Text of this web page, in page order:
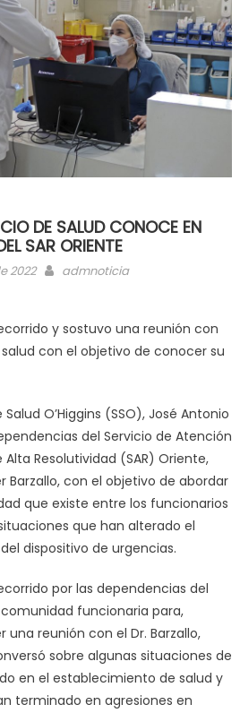
DE SALUD CONOCE EN
SAR ORIENTE
2022 Author
admnoticia
y sostuvo una reunión con
con el objetivo de conocer su
O’Higgins (SSO), José Antonio
del Servicio de Atención
Resolutividad (SAR) Oriente,
Barzallo, con el objetivo de abordar
que existe entre los funcionarios
que han alterado el
dispositivo de urgencias.
por las dependencias del
funcionaria para,
reunión con el Dr. Barzallo,
sobre algunas situaciones de
en el establecimiento de salud y
terminado en agresiones en